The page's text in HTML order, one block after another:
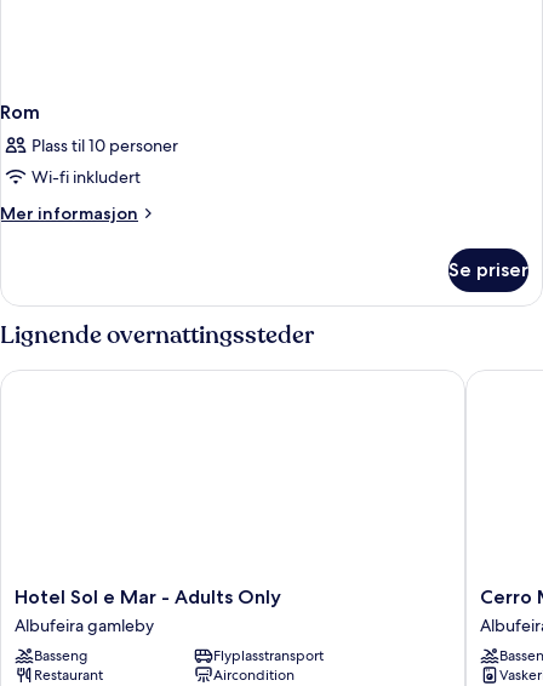
Rom
Plass til 10 personer
Wi-fi inkludert
Mer informasjon
Mer
Se priser
Lignende overnattingssteder
Hotel
Sol
e
Mar
-
Hotel Sol e Mar - Adults Only
Albufeira gamleby
Basseng
Flyplasstransport
Restaurant
Aircondition
Hotel Sol e Mar - Adults Only
Cerro
Mar
&
Cerro
Cerro
Cerro